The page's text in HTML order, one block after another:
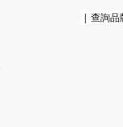
| 查詢品